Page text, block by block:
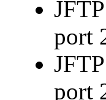
port
port